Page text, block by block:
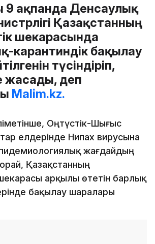
9 ақпанда Денсаулық
Қазақстанның
шекарасында
карантиндік бақылау
түсіндіріп,
жасады, деп
Malim.kz.
Оңтүстік-Шығыс
елдерінде Нипах вирусына
жағдайдың
Қазақстанның
арқылы өтетін барлық
бақылау шаралары